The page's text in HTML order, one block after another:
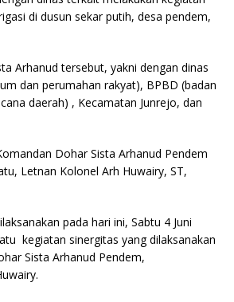
di dusun sekar putih, desa pendem,
Arhanud tersebut, yakni dengan dinas
dan perumahan rakyat), BPBD (badan
daerah) , Kecamatan Junrejo, dan
Dohar Sista Arhanud Pendem
Letnan Kolonel Arh Huwairy, ST,
pada hari ini, Sabtu 4 Juni
kegiatan sinergitas yang dilaksanakan
Sista Arhanud Pendem,